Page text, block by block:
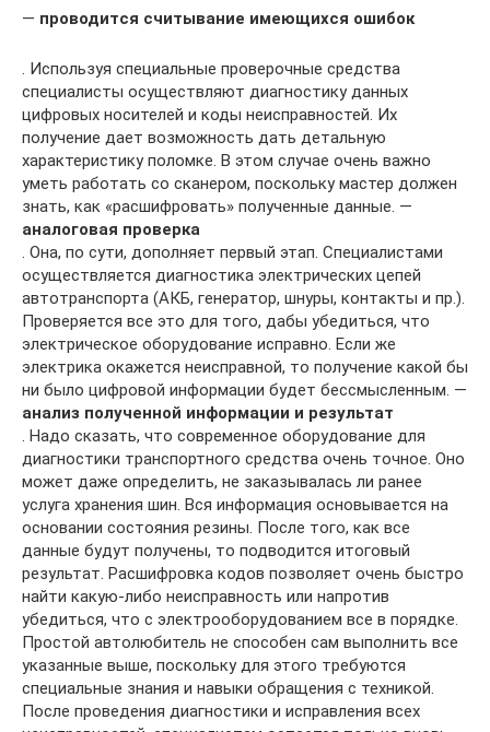
— проводится считывание имеющихся ошибок
. Используя специальные проверочные средства
специалисты осуществляют диагностику данных
цифровых носителей и коды неисправностей. Их
получение дает возможность дать детальную
характеристику поломке. В этом случае очень важно
уметь работать со сканером, поскольку мастер должен
знать, как «расшифровать» полученные данные. —
аналоговая проверка
. Она, по сути, дополняет первый этап. Специалистами
осуществляется диагностика электрических цепей
автотранспорта (АКБ, генератор, шнуры, контакты и пр.).
Проверяется все это для того, дабы убедиться, что
электрическое оборудование исправно. Если же
электрика окажется неисправной, то получение какой бы
ни было цифровой информации будет бессмысленным. —
анализ полученной информации и результат
. Надо сказать, что современное оборудование для
диагностики транспортного средства очень точное. Оно
может даже определить, не заказывалась ли ранее
услуга хранения шин. Вся информация основывается на
основании состояния резины. После того, как все
данные будут получены, то подводится итоговый
результат. Расшифровка кодов позволяет очень быстро
найти какую-либо неисправность или напротив
убедиться, что с электрооборудованием все в порядке.
Простой автолюбитель не способен сам выполнить все
указанные выше, поскольку для этого требуются
специальные знания и навыки обращения с техникой.
После проведения диагностики и исправления всех